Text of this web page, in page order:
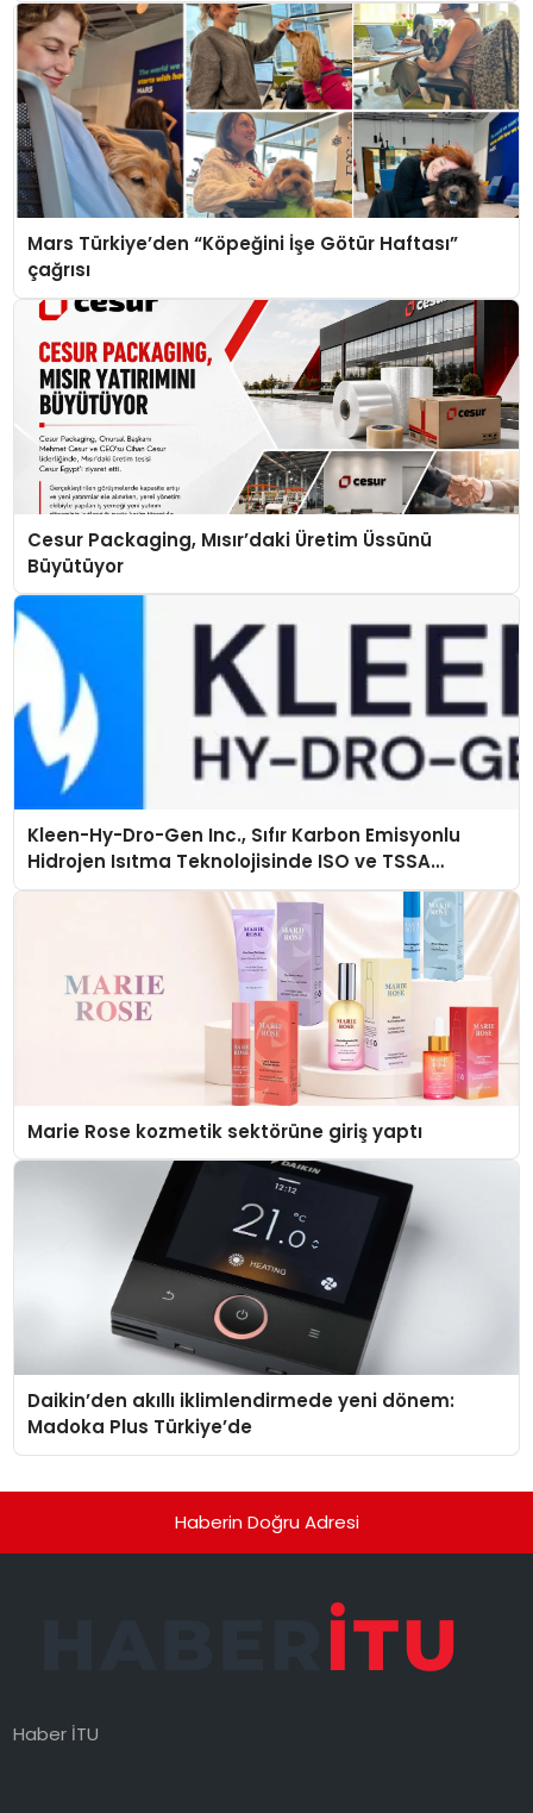
Mars Türkiye’den “Köpeğini İşe Götür Haftası”
çağrısı
Cesur Packaging, Mısır’daki Üretim Üssünü
Büyütüyor
Kleen-Hy-Dro-Gen Inc., Sıfır Karbon Emisyonlu
Hidrojen Isıtma Teknolojisinde ISO ve TSSA
Düzenleyici Onaylarını Aldı
Marie Rose kozmetik sektörüne giriş yaptı
Daikin’den akıllı iklimlendirmede yeni dönem:
Madoka Plus Türkiye’de
Haberin Doğru Adresi
Haber İTU